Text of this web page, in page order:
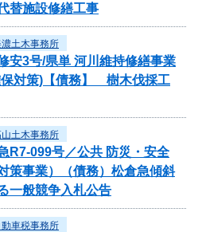
替施設修繕工事
土木事務所
安3号/県単 河川維持修繕事業
対策)【債務】 樹木伐採工
土木事務所
R7-099号／公共 防災・安全
策事業）（債務）松倉急傾斜
一般競争入札公告
動車税事務所